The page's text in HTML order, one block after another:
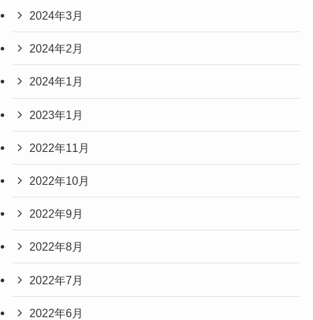
2024年3月
2024年2月
2024年1月
2023年1月
2022年11月
2022年10月
2022年9月
2022年8月
2022年7月
2022年6月